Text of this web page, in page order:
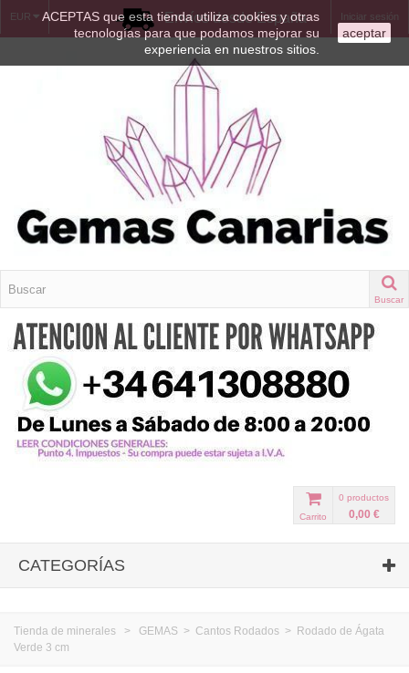
ACEPTAS que esta tienda utiliza cookies y otras
tecnologías para que podamos mejorar su
experiencia en nuestros sitios.
aceptar
EUR Iniciar sesión
Envíos desde España
Buscar
0 productos
0,00 €
Carrito
CATEGORÍAS
Tienda de minerales > GEMAS > Cantos Rodados > Rodado de Ágata
Verde 3 cm